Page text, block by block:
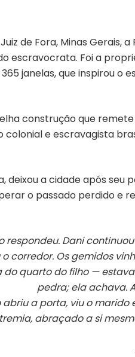
de Fora, Minas Gerais,
escravocrata. Foi a
janelas, que inspirou o
construção que
colonial e escravagista
a cidade após seu
o passado perdido e
respondeu. Dani
o corredor. Os gemidos
do quarto do filho —
pedra; ela achava.
abriu a porta, viu o marido
abraçado a si